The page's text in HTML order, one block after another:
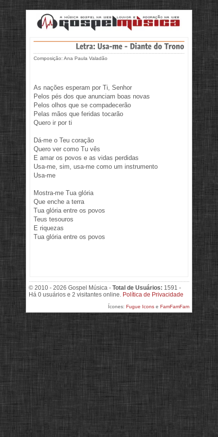
Composição: Ana Paula Valadão
As nações esperam por Ti, Senhor
Pelos pés dos que anunciam boas novas
Pelos olhos que se compadecerão
Pelas mãos que feridas tocarão
Quero ir por ti
Dá-me o Teu coração
Quero ver como Tu vês
E amar os povos e as vidas perdidas
Usa-me, sim, usa-me como um instrumento
Usa-me
Mostra-me Tua glória
Que enche a terra
Tua glória entre os povos
Teus tesouros
E riquezas
Tua glória entre os povos
© 2010 - 2026 Gospel Música - Total de Usuários: 1591 -
Há 0 usuários e 2 visitantes online. Política de Privacidade
Ícones: Fugue Icons e FamFamFam